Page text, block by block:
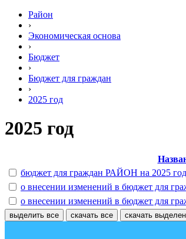
Район
›
Экономическая основа
›
Бюджет
›
Бюджет для граждан
›
2025 год
2025 год
бюджет для граждан РАЙОН на 2025
о внесении изменений в бюджет для
о внесении изменений в бюджет для
выделить все скачать все скачать